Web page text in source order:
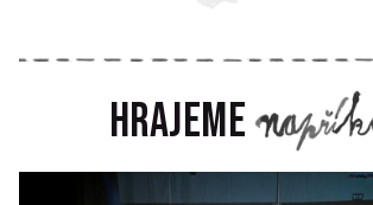
Hrajeme